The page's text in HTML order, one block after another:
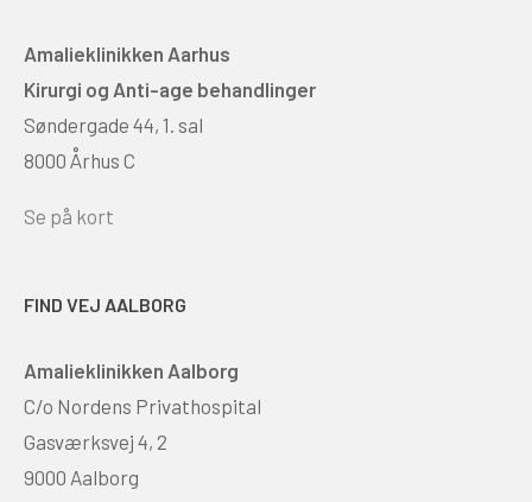
Amalieklinikken Aarhus
Kirurgi og Anti-age behandlinger
Søndergade 44, 1. sal
8000 Århus C
Se på kort
FIND VEJ AALBORG
Amalieklinikken Aalborg
C/o Nordens Privathospital
Gasværksvej 4, 2
9000 Aalborg